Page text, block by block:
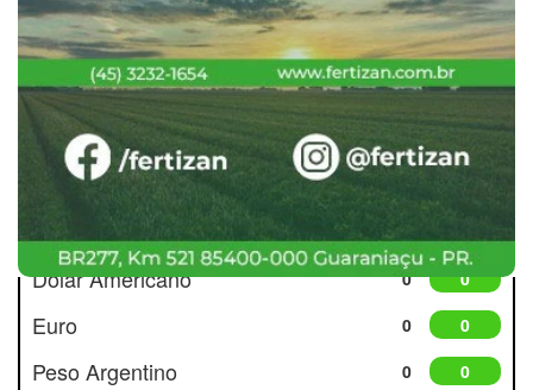
Cotações
Dólar Americano 0 0
Euro 0 0
Peso Argentino 0 0